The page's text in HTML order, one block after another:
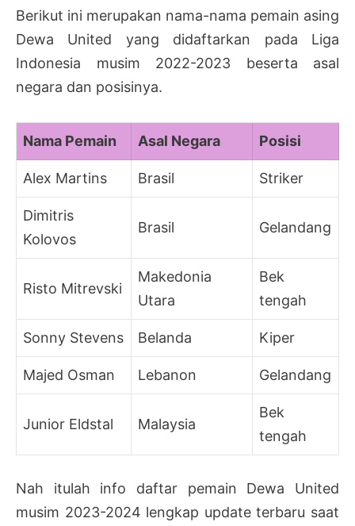
Berikut ini merupakan nama-nama pemain asing
Dewa United yang didaftarkan pada Liga
Indonesia musim 2022-2023 beserta asal
negara dan posisinya.
Nama Pemain Asal Negara Posisi
Alex Martins Brasil Striker
Dimitris
Kolovos
Brasil Gelandang
Risto Mitrevski
Makedonia
Utara
Bek
tengah
Sonny Stevens Belanda Kiper
Majed Osman Lebanon Gelandang
Junior Eldstal Malaysia
Bek
tengah
Nah itulah info daftar pemain Dewa United
musim 2023-2024 lengkap update terbaru saat